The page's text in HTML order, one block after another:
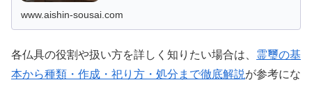
多様な選択肢を提案します。興味を引く内容をお探しの方
www.aishin-sousai.com
各仏具の役割や扱い方を詳しく知りたい場合は、 霊璽の基
本から種類・作成・祀り方・処分まで徹底解説が参考にな